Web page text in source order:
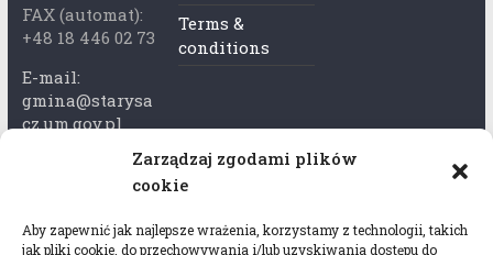
Zarządzaj zgodami plików
cookie
Aby zapewnić jak najlepsze wrażenia, korzystamy z technologii, takich
jak pliki cookie, do przechowywania i/lub uzyskiwania dostępu do
FAX (automat):
+48 18 446 02 73
E-mail:
gmina@starysa
cz.um.gov.pl
Adres skrzynki
rytka
Terms &
conditions